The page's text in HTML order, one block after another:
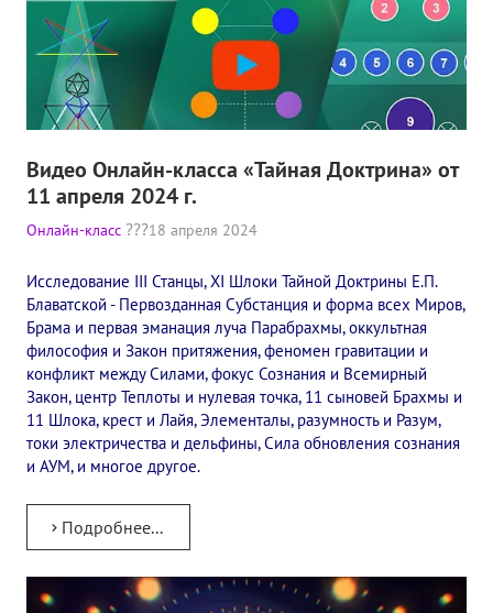
Видео Онлайн-класса «Тайная Доктрина» от
11 апреля 2024 г.
Онлайн-класс 18 апреля 2024
Исследование III Станцы, XI Шлоки Тайной Доктрины Е.П.
Блаватской - Первозданная Субстанция и форма всех Миров,
Брама и первая эманация луча Парабрахмы, оккультная
философия и Закон притяжения, феномен гравитации и
конфликт между Силами, фокус Сознания и Всемирный
Закон, центр Теплоты и нулевая точка, 11 сыновей Брахмы и
11 Шлока, крест и Лайя, Элементалы, разумность и Разум,
токи электричества и дельфины, Сила обновления сознания
и АУМ, и многое другое.
Подробнее...